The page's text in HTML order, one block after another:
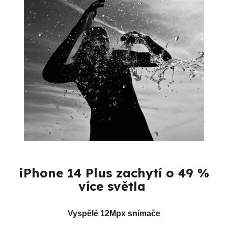
iPhone 14 Plus zachytí o 49 %
více světla
Vyspělé 12Mpx snímače